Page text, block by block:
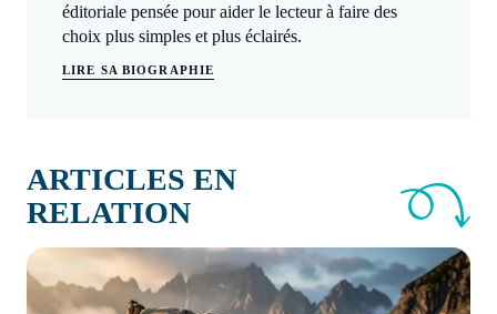
éditoriale pensée pour aider le lecteur à faire des
choix plus simples et plus éclairés.
LIRE SA BIOGRAPHIE
ARTICLES EN
RELATION